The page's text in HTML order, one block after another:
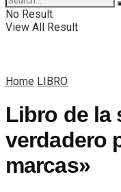
No Result
View All Result
Home LIBRO
Libro de la
verdadero
marcas»